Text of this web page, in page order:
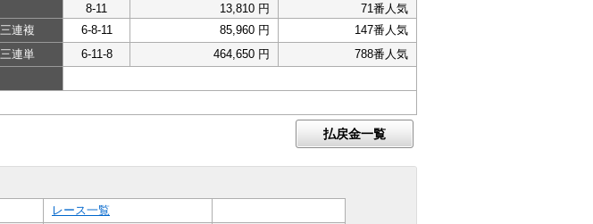
8-11
13,810 円
71番人気
三連複 6-8-11 85,960 円
147番人気
三連単 6-11-8 464,650 円
788番人気
払戻金一覧
レース一覧